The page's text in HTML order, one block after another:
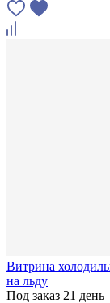
Витрина
на льду
Под заказ 21 день